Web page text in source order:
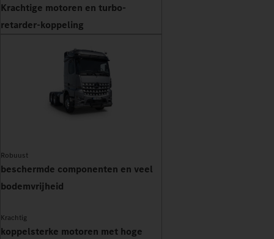
Krachtige motoren en turbo-
retarder-koppeling
Robuust
beschermde componenten en veel
bodemvrijheid
Krachtig
koppelsterke motoren met hoge